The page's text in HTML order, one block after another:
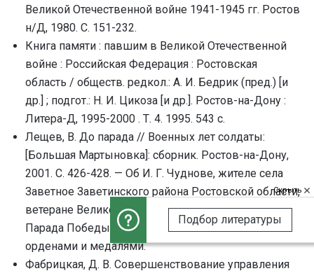
Великой Отечественной войне 1941-1945 гг. Ростов
н/Д, 1980. С. 151-232.
Книга памяти : павшим в Великой Отечественной
войне : Российская Федерация : Ростовская
область / обществ. pедкол.: А. И. Бедpик (пpед.) [и
дp.] ; подгот.: Н. И. Цикоза [и др.]. Ростов-на-Дону :
Литера-Д, 1995-2000 . Т. 4. 1995. 543 с.
Лещев, В. До парада // Военных лет солдаты:
[Большая Мартыновка]: сборник. Ростов-на-Дону,
2001. С. 426-428. — Об И. Г. Чуднове, жителе села
Заветное Заветинского района Ростовской области,
ветеране Великой Отечественной войны, участнике
Парада Победы в Москве, награжденном
орденами и медалями.
Фабрицкая, Д. В. Совершенствование управления
Скрыть
Подбор литературы